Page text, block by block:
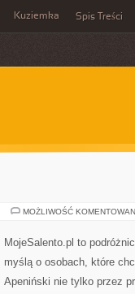
Kuziemka Spis Treści
MOŻLIWOŚĆ
MojeSalento.pl to
myślą o osobach, które
Apeniński nie tylko przez